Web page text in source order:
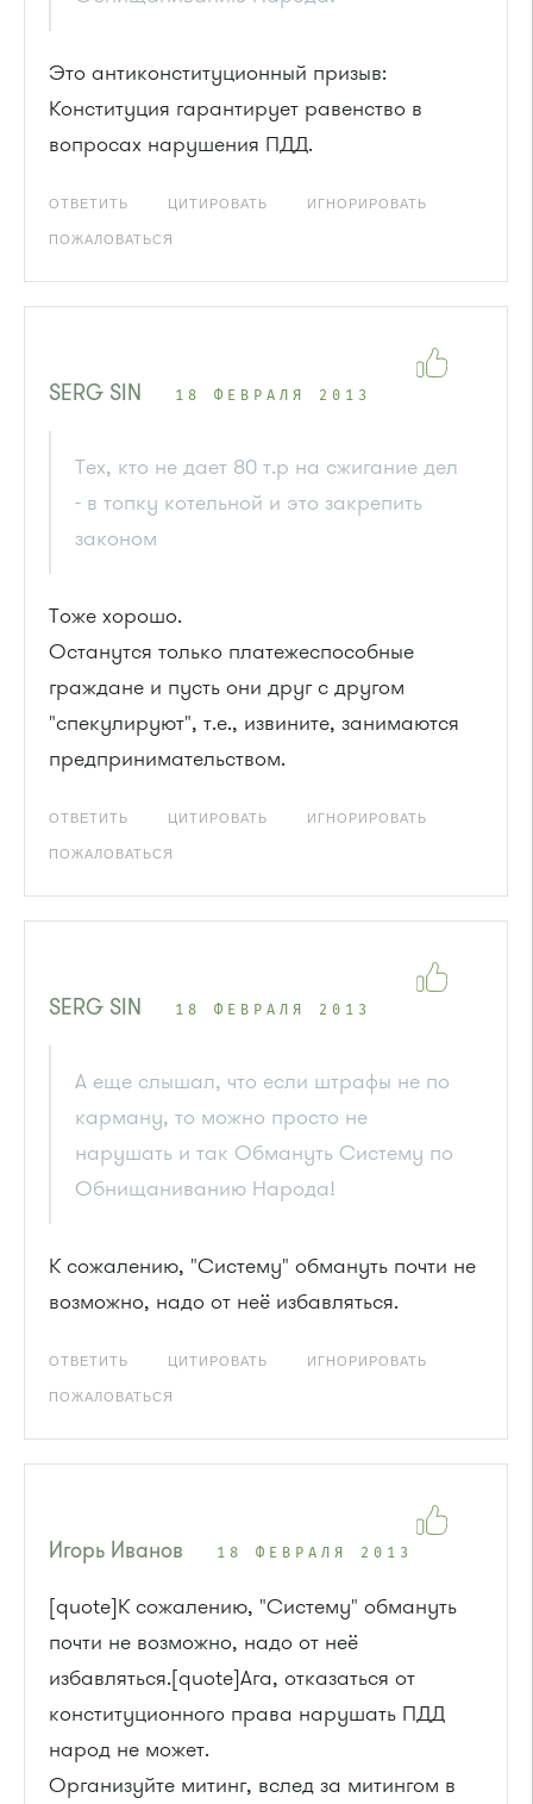
Это антиконституционный призыв:
Конституция гарантирует равенство в
вопросах нарушения ПДД.
ОТВЕТИТЬ ЦИТИРОВАТЬ ИГНОРИРОВАТЬ
ПОЖАЛОВАТЬСЯ
SERG SIN 18 ФЕВРАЛЯ 2013
Тех, кто не дает 80 т.р на сжигание дел
- в топку котельной и это закрепить
законом
Тоже хорошо.
Останутся только платежеспособные
граждане и пусть они друг с другом
"спекулируют", т.е., извините, занимаются
предпринимательством.
ОТВЕТИТЬ ЦИТИРОВАТЬ ИГНОРИРОВАТЬ
ПОЖАЛОВАТЬСЯ
SERG SIN 18 ФЕВРАЛЯ 2013
А еще слышал, что если штрафы не по
карману, то можно просто не
нарушать и так Обмануть Систему по
Обнищаниванию Народа!
К сожалению, "Систему" обмануть почти не
возможно, надо от неё избавляться.
ОТВЕТИТЬ ЦИТИРОВАТЬ ИГНОРИРОВАТЬ
ПОЖАЛОВАТЬСЯ
Игорь Иванов 18 ФЕВРАЛЯ 2013
[quote]К сожалению, "Систему" обмануть
почти не возможно, надо от неё
избавляться.[quote]Ага, отказаться от
конституционного права нарушать ПДД
народ не может.
Организуйте митинг, вслед за митингом в